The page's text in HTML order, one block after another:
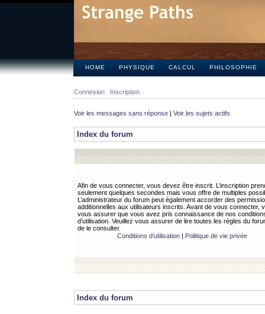
HOME PHYSIQUE CALCUL PHILOSOPHIE
Connexion Inscription
Voir les messages sans réponse | Voir les sujets actifs
Index du forum
Afin de vous connecter, vous devez être inscrit. L’inscription
seulement quelques secondes mais vous offre de multiples
L’administrateur du forum peut également accorder des
additionnelles aux utilisateurs inscrits. Avant de vous connecter,
vous assurer que vous avez pris connaissance de nos
d’utilisation. Veuillez vous assurer de lire toutes les règles du
de le consulter.
Conditions d’utilisation| Politique de vie privée
Index du forum